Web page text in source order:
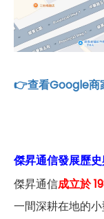
👉查看Google商
傑昇通信發展歷
傑昇通信成立於
一間深耕在地的